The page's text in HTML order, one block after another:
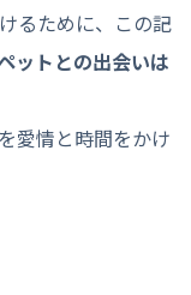
るために、この記
ットとの出会いは
愛情と時間をかけ